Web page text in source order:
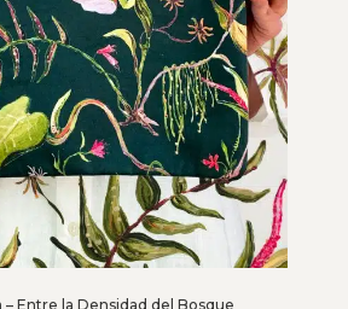
– Entre la Densidad del Bosque